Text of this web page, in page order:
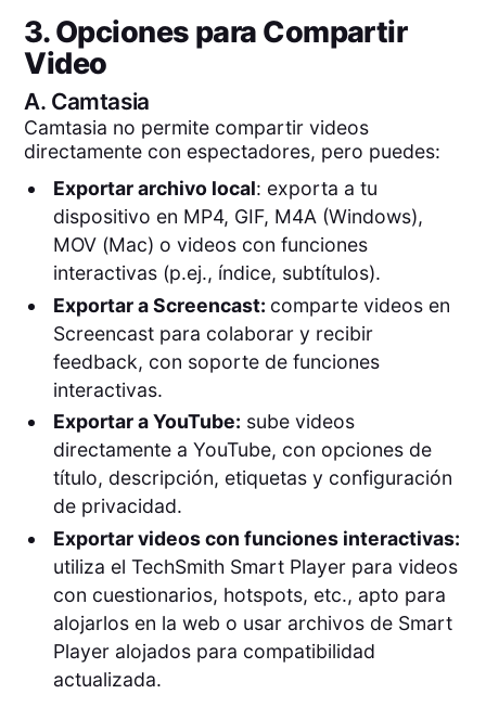
3. Opciones para Compartir
Video
A. Camtasia
Camtasia no permite compartir videos
directamente con espectadores, pero puedes:
Exportar archivo local: exporta a tu
dispositivo en MP4, GIF, M4A (Windows),
MOV (Mac) o videos con funciones
interactivas (p.ej., índice, subtítulos).
Exportar a Screencast: comparte videos en
Screencast para colaborar y recibir
feedback, con soporte de funciones
interactivas.
Exportar a YouTube: sube videos
directamente a YouTube, con opciones de
título, descripción, etiquetas y configuración
de privacidad.
Exportar videos con funciones interactivas:
utiliza el TechSmith Smart Player para videos
con cuestionarios, hotspots, etc., apto para
alojarlos en la web o usar archivos de Smart
Player alojados para compatibilidad
actualizada.